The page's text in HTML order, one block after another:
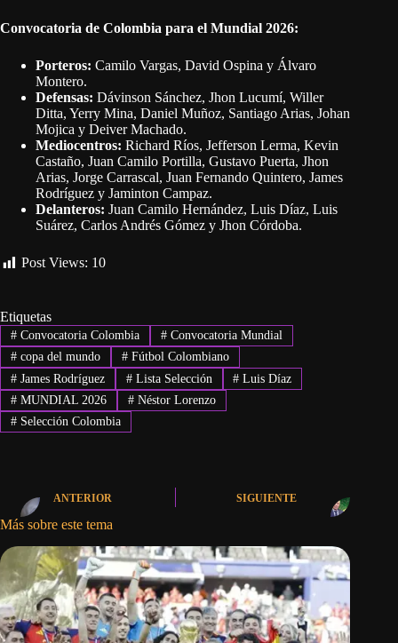
Convocatoria de Colombia para el Mundial 2026:
Porteros: Camilo Vargas, David Ospina y Álvaro
Montero.
Defensas: Dávinson Sánchez, Jhon Lucumí, Willer
Ditta, Yerry Mina, Daniel Muñoz, Santiago Arias, Johan
Mojica y Deiver Machado.
Mediocentros: Richard Ríos, Jefferson Lerma, Kevin
Castaño, Juan Camilo Portilla, Gustavo Puerta, Jhon
Arias, Jorge Carrascal, Juan Fernando Quintero, James
Rodríguez y Jaminton Campaz.
Delanteros: Juan Camilo Hernández, Luis Díaz, Luis
Suárez, Carlos Andrés Gómez y Jhon Córdoba.
Post Views: 10
Etiquetas
#Convocatoria Colombia #Convocatoria Mundial
#copa del mundo #Fútbol Colombiano
#James Rodríguez #Lista Selección # Luis Díaz
#MUNDIAL 2026 #Néstor Lorenzo
#Selección Colombia
ANTERIOR SIGUIENTE
Más sobre este tema